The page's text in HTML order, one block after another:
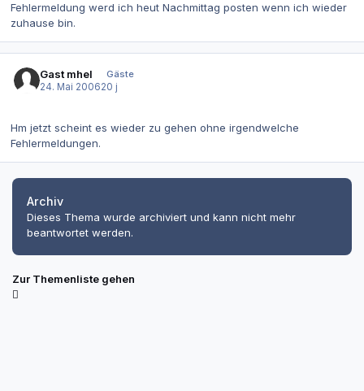
Fehlermeldung werd ich heut Nachmittag posten wenn ich wieder
zuhause bin.
Gast mhel
Gäste
24. Mai 200620 j
Hm jetzt scheint es wieder zu gehen ohne irgendwelche
Fehlermeldungen.
Archiv
Dieses Thema wurde archiviert und kann nicht mehr
beantwortet werden.
Zur Themenliste gehen